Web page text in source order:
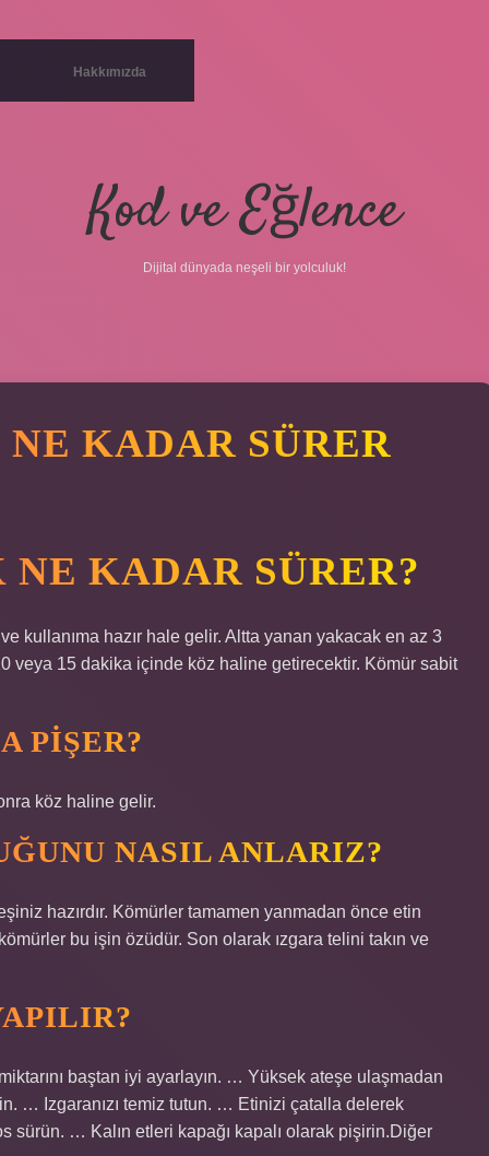
Hakkımızda
Kod ve Eğlence
Dijital dünyada neşeli bir yolculuk!
KADAR SÜRER
KADAR SÜRER?
kullanıma hazır hale gelir. Altta yanan yakacak en az 3
veya 15 dakika içinde köz haline getirecektir. Kömür sabit
PIŞER?
köz haline gelir.
NASIL ANLARIZ?
hazırdır. Kömürler tamamen yanmadan önce etin
bu işin özüdür. Son olarak ızgara telini takın ve
baştan iyi ayarlayın. … Yüksek ateşe ulaşmadan
… Izgaranızı temiz tutun. … Etinizi çatalla delerek
… Kalın etleri kapağı kapalı olarak pişirin.Diğer